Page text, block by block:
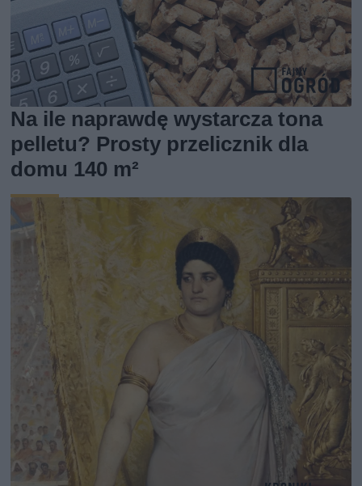
Na ile naprawdę wystarcza tona
pelletu? Prosty przelicznik dla
domu 140 m²